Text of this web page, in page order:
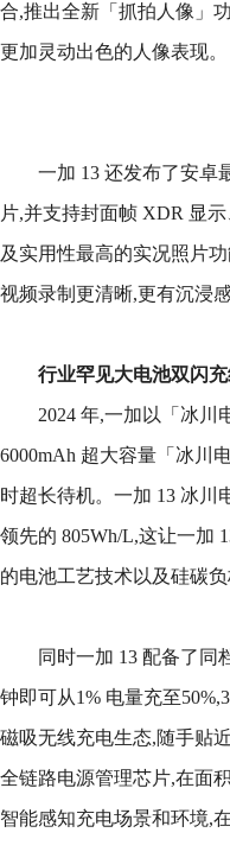
合,推出全新「抓拍人像」
更加灵动出色的人像表现。
一加 13 还发布了安卓
片,并支持封面帧 XDR 显
及实用性最高的实况照片
视频录制更清晰,更有沉浸感
行业罕见大电池双闪充
2024 年,一加以「冰川
6000mAh 超大容量「冰川
时超长待机。一加 13 冰川
领先的 805Wh/L,这让一加
的电池工艺技术以及硅碳
同时一加 13 配备了同
钟即可从1% 电量充至
磁吸无线充电生态,随手贴
全链路电源管理芯片,在面
智能感知充电场景和环境,